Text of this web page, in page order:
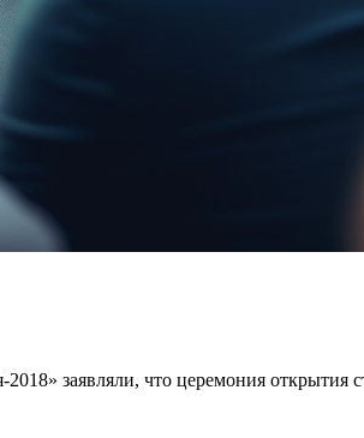
заявляли, что церемония открытия